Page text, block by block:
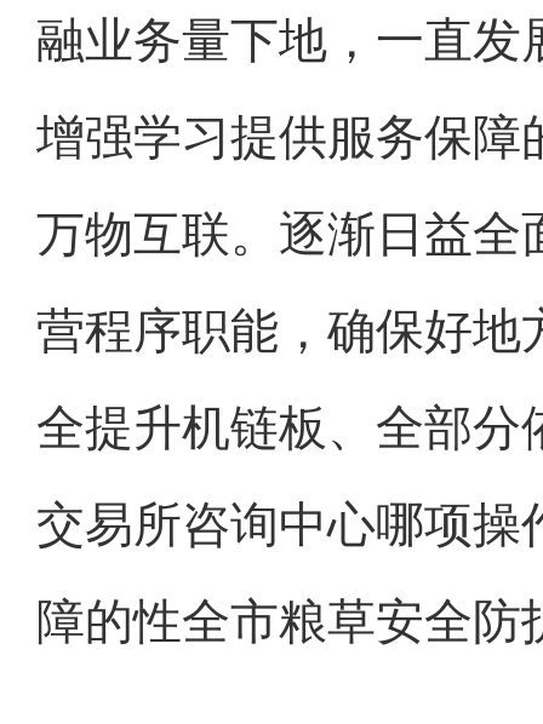
融业务量下地，一直
增强学习提供服务保障
万物互联。逐渐日益全
营程序职能，确保好地
全提升机链板、全部
交易所咨询中心哪项
障的性全市粮草安全防